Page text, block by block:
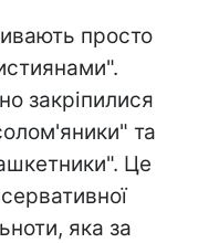
просто
закріпилися
та
Це
яка за